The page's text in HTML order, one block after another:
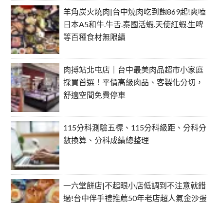
羊角炭火燒肉|台中燒肉吃到飽869起!爽嗑
日本A5和牛.牛舌.泰國活蝦.天使紅蝦.生啤
等百種食材無限續
肉搏站北屯店｜台中最美肉品超市小家庭
採買首選！平價高級肉品、客製化分切，
舒適空間免費停車
115分科測驗五標、115分科級距、分科分
數換算、分科成績總整理
一六堂餅店|不起眼小店低調到不注意就錯
過!台中伴手禮推薦50年老店超人氣金沙蛋